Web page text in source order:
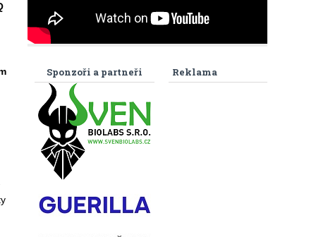
Reklama
Sponzoři a partneři